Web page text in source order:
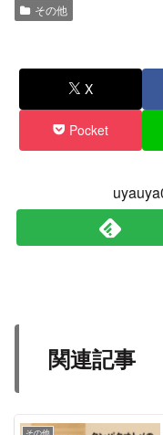
その他
X
Pocket
関連記事
その他